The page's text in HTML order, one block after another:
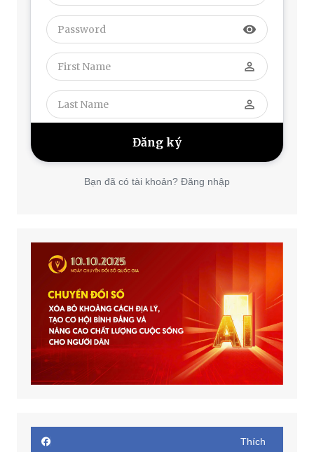
visibility
perm_identity
perm_identity
Bạn đã có tài khoản? Đăng nhập
Thích